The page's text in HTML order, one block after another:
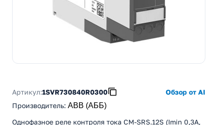
Артикул:1SVR730840R0300
Обзор от AI
Производитель: ABB (АББ)
Однофазное реле контроля тока CM-SRS.12S (Imin 0,3A,